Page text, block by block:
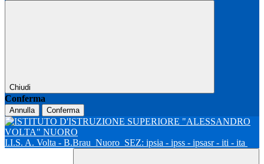
Chiudi
Conferma
Annulla Conferma
I.I.S. A. Volta - B.Brau Nuoro SEZ: ipsia - ipss - ipsasr - iti - ita